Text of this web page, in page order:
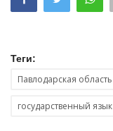
Теги:
Павлодарская область
государственный язык